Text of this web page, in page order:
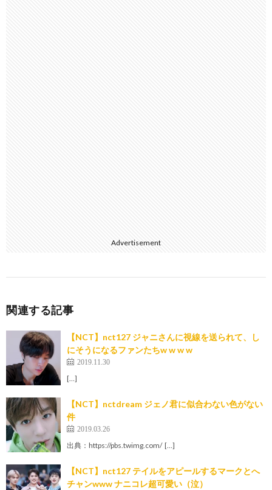
Advertisement
関連する記事
【NCT】nct127 ジャニさんに視線を送られて、し
にそうになるファンたちw w w w
2019.11.30
[…]
【NCT】nctdream ジェノ君に似合わない色がない
件
2019.03.26
出典：https://pbs.twimg.com/ […]
【NCT】nct127 テイルをアピールするマークとへ
チャンwww ナニコレ超可愛い（泣）